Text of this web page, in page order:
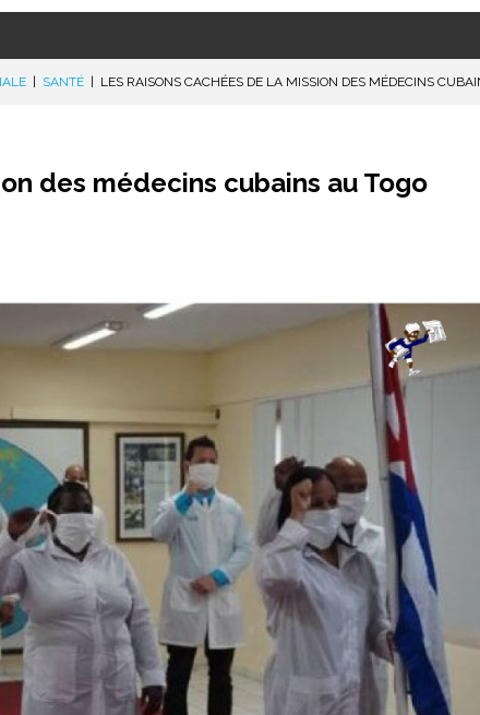
SANTÉ LES RAISONS CACHÉES DE LA MISSION DES MÉDECINS
des médecins cubains au Togo